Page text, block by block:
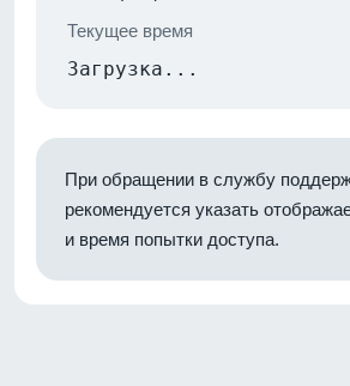
Текущее время
Загрузка...
При обращении в службу
рекомендуется указать
и время попытки доступа.